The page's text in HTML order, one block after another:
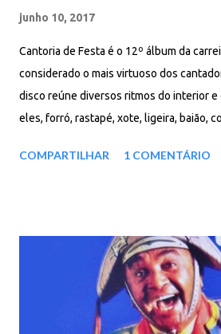
junho 10, 2017
Cantoria de Festa é o 12º álbum da
considerado o mais virtuoso dos
disco reúne diversos ritmos do interior
eles, forró, rastapé, xote, ligeira, baião,
carimbadas da nossa música regional,
sanfonas de Osvaldinho do acordeon.
de abertura, “Nóis é jeca mais é jóia” de
que quase foi o título do disco, “Não é
Melo e para o pot-pourri “Buchada com
COMPARTILHAR 1 COMENTÁRIO